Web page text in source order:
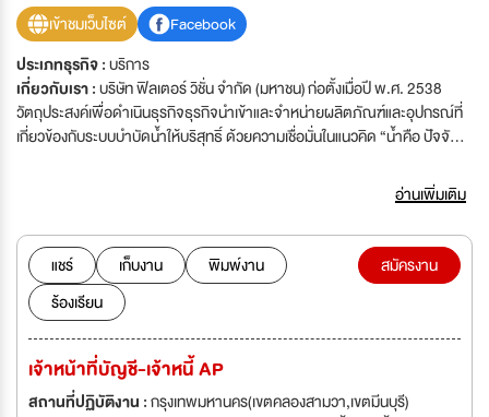
เข้าชมเว็บไซต์
Facebook
ประเภทธุรกิจ :บริการ
เกี่ยวกับเรา :บริษัท ฟิลเตอร์ วิชั่น จำกัด (มหาชน) ก่อตั้งเมื่อปี พ.ศ. 2538
วัตถุประสงค์เพื่อดำเนินธุรกิจธุรกิจนำเข้าและจำหน่ายผลิตภัณฑ์และอุปกรณ์ที่
เกี่ยวข้องกับระบบบำบัดน้ำให้บริสุทธิ์ ด้วยความเชื่อมั่นในแนวคิด “น้ำคือ ปัจจัย
วิชั่น(FVC) เราเป็นผู้นำด้านการให้บริการที่เกี่ยวข้องกับระบบบำบัดน้ำให้บริสุทธิ์
แก่ลูกค้าธุรกิจเพื่อการพาณิชย์และที่อยู่อาศัย ธุรกิจอุตสาหกรรมและผู้ประกอบ
การด้านระบบน้ำ และธุรกิจบริการทางการแพทย์ รวมถึงการประกอบธุรกิจเกี่ยว
กับสถานพยาบาลสำหรับผู้ป่วยโรคไตที่ให้บริการฟอกเลือดด้วยเครื่องไตเทียม
ธุรกิจจัดจำหน่ายเครื่องมือและอุปกรณ์เกี่ยวกับการแพทย์ เเละธุรกิจเกี่ยวกับคลี
นิกเวชกรรมด้านสุขภาพและความงาม Filter Vision มีผลิตภัณฑ์และอุปกรณ์ที่
ใช้เทคโนโลยีทันสมัยซึ่งสามารถช่วยในกระบวนการบำบัดน้ำให้บริสุทธิ์และ
สามารถควบคุมคุณภาพของน้ำได้ตาม ที่ต้องการ โดยสามารถออกแบบการใช้
งานที่หลากหลายตามความต้องการของลูกค้าในด้านมาตรฐานในการบำบัดน้ำ
ให้บริสุทธิ์มีความความแตกต่างกัน ตามประเภทธุรกิจนั้นๆ เราพร้อมบริการด้วย
อ่านเพิ่มเติม
แชร์ เก็บงาน
พิมพ์งาน
ร้องเรียน
สมัครงาน
เจ้าหน้าที่บัญชี-เจ้าหนี้ AP
สถานที่ปฏิบัติงาน :กรุงเทพมหานคร(เขตคลองสามวา,เขตมีนบุรี)